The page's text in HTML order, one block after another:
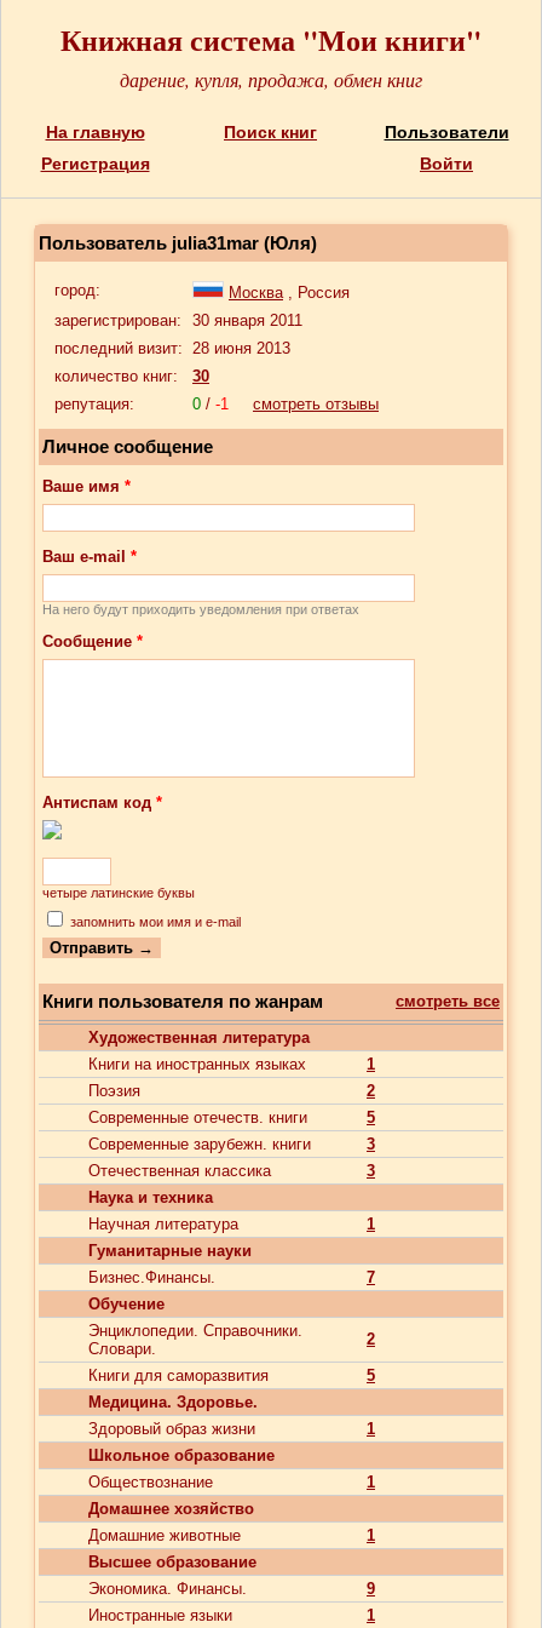
Книжная система "Мои книги"
дарение, купля, продажа, обмен книг
На главную Поиск книг
Пользователи
Регистрация
Войти
Пользователь julia31mar (Юля)
город: Москва, Россия
зарегистрирован:
30 января 2011
последний визит: 28 июня 2013
количество книг:
30
репутация:
0 / -1 смотреть отзывы
Личное сообщение
Ваше имя *
Ваш e-mail *
На него будут приходить уведомления при ответах
Сообщение *
Антиспам код *
четыре латинские буквы
запомнить мои имя и e-mail
Книги пользователя по жанрам
смотреть все
Художественная литература
Книги на иностранных языках
1
Поэзия
2
Современные отечеств. книги
5
Современные зарубежн. книги
3
Отечественная классика
3
Наука и техника
Научная литература
1
Гуманитарные науки
Бизнес.Финансы.
7
Обучение
Энциклопедии. Справочники.
Словари.
2
Книги для саморазвития
5
Медицина. Здоровье.
Здоровый образ жизни
1
Школьное образование
Обществознание
1
Домашнее хозяйство
Домашние животные
1
Высшее образование
Экономика. Финансы.
9
Иностранные языки
1